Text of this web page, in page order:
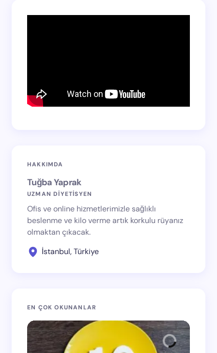
HAKKIMDA
Tuğba Yaprak
UZMAN DİYETİSYEN
Ofis ve online hizmetlerimizle sağlıklı
beslenme ve kilo verme artık korkulu rüyanız
olmaktan çıkacak.
İstanbul, Türkiye
EN ÇOK OKUNANLAR